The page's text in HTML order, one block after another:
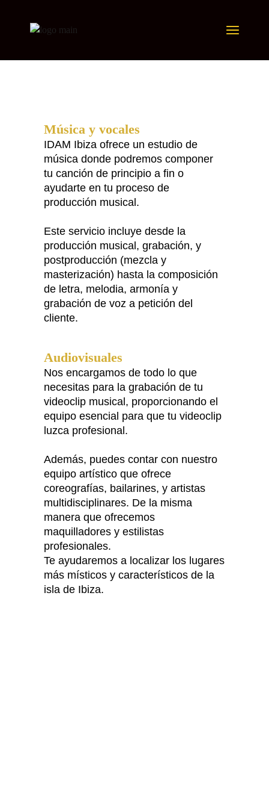
Estudio de música, producción musical y
Música y vocales
IDAM Ibiza ofrece un estudio de
música donde podremos componer
tu canción de principio a fin o
ayudarte en tu proceso de
producción musical.
Este servicio incluye desde la
producción musical, grabación, y
postproducción (mezcla y
masterización) hasta la composición
de letra, melodia, armonía y
grabación de voz a petición del
cliente.
Audiovisuales
Nos encargamos de todo lo que
necesitas para la grabación de tu
videoclip musical, proporcionando el
equipo esencial para que tu videoclip
luzca profesional.
Además, puedes contar con nuestro
equipo artístico que ofrece
coreografías, bailarines, y artistas
multidisciplinares. De la misma
manera que ofrecemos
maquilladores y estilistas
profesionales.
Te ayudaremos a localizar los lugares
más místicos y característicos de la
isla de Ibiza.